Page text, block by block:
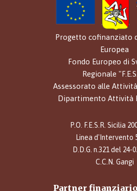
Progetto cofinanziato
Europea
Fondo Europeo di
Regionale
Assessorato alle
Dipartimento Attività
P.O. F.E.S.R. Sicilia
Linea d'Intervento
D.D.G. n.321 del 24-
C.C.N. Gangi
Partner finanziario